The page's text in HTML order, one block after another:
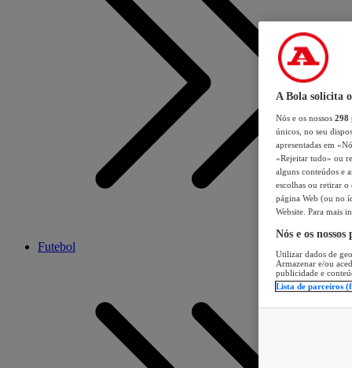
Futebol
A Bola solicita
Nós e os nossos 298
únicos, no seu
apresentadas em
«Rejeitar tudo» ou
alguns conteúdos e
escolhas ou retirar
página Web (ou no
Website. Para mais
Nós e os
Utilizar dados de
Armazenar e/ou
publicidade e
Lista de parceiros